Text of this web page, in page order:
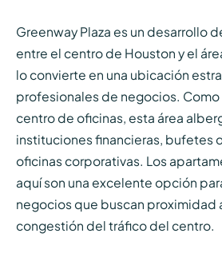
Greenway Plaza es un desarrollo
entre el centro de Houston y el
lo convierte en una ubicación
profesionales de negocios.
centro de oficinas, esta área
instituciones financieras, bufetes
oficinas corporativas. Los
aquí son una excelente opción
negocios que buscan proximidad
congestión del tráfico del centro.